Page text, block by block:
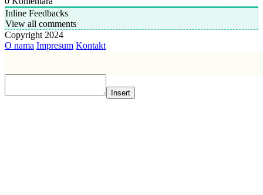
Inline Feedbacks
View all comments
Copyright 2024
O nama Impresum Kontakt
Insert